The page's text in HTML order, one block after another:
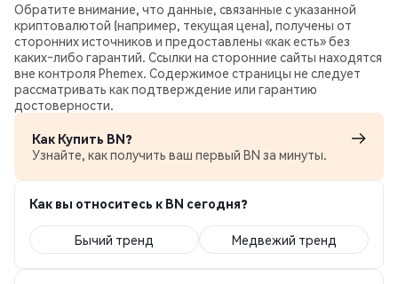
Обратите внимание, что данные, связанные с указанной
криптовалютой (например, текущая цена), получены от
сторонних источников и предоставлены «как есть» без
каких‑либо гарантий. Ссылки на сторонние сайты находятся
вне контроля Phemex. Содержимое страницы не следует
рассматривать как подтверждение или гарантию
достоверности.
Как Купить BN?
Узнайте, как получить ваш первый BN за минуты.
Как вы относитесь к BN сегодня?
Бычий тренд Медвежий тренд